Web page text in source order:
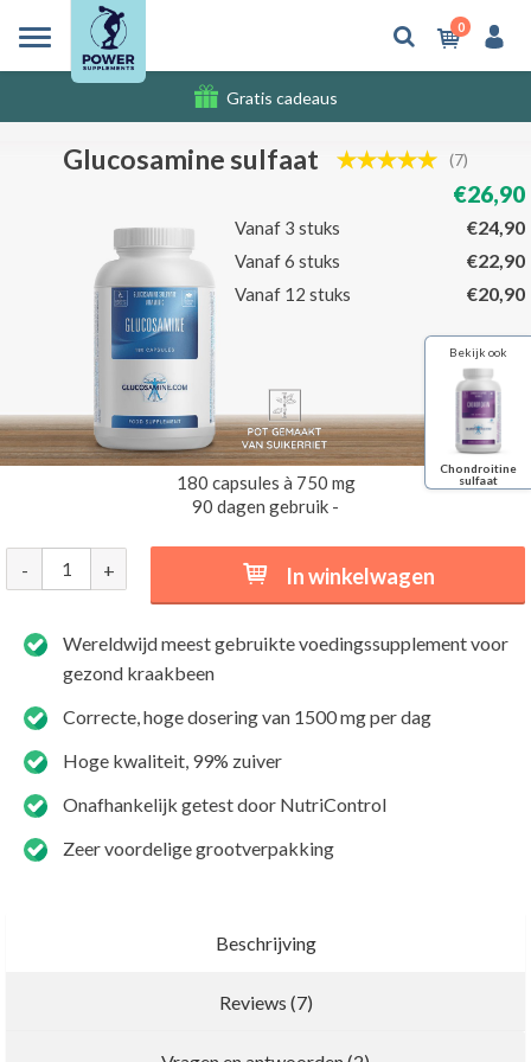
0
Gratis cadeaus
Verzendkosten
Glucosamine sulfaat (7)
€26,90
Vanaf 3 stuks €24,90
Vanaf 6 stuks €22,90
Vanaf 12 stuks €20,90
180 capsules à 750 mg
90 dagen gebruik -
- + In winkelwagen
Wereldwijd meest gebruikte voedingssupplement voor
gezond kraakbeen
Correcte, hoge dosering van 1500 mg per dag
Hoge kwaliteit, 99% zuiver
Onafhankelijk getest door NutriControl
Zeer voordelige grootverpakking
Beschrijving
Reviews (7)
Bekijk ook
Chondroitine
sulfaat